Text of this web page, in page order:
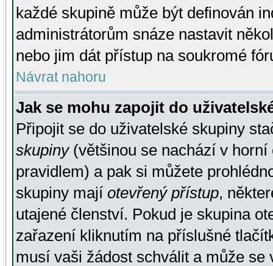
každé skupině může být definován
administrátorům snáze nastavit
nebo jim dát přístup na soukromé
Návrat nahoru
Jak se mohu zapojit do
Připojit se do uživatelské skupiny
skupiny(většinou se nachází v horní
pravidlem) a pak si můžete
skupiny mají otevřený přístup,
utajené členství. Pokud je skupina
zařazení kliknutím na příslušné
musí vaši žádost schválit a může se